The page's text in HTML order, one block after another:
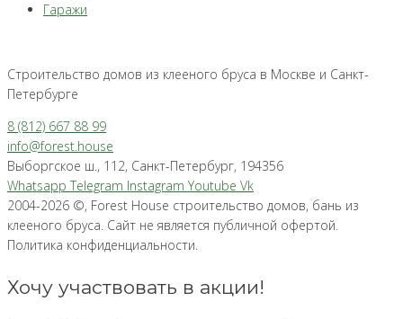
Гаражи
Строительство домов из клееного бруса в Москве и Санкт-
Петербурге
8 (812) 667 88 99
info@forest.house
Выборгское ш., 112, Санкт-Петербург, 194356
Whatsapp Telegram Instagram Youtube Vk
2004-2026 ©, Forest House строительство домов, бань из
клееного бруса. Сайт не является публичной офертой.
Политика конфиденциальности.
Хочу участвовать в акции!